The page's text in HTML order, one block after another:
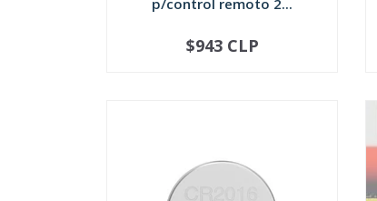
p/control remoto 2...
+
$943 CLP